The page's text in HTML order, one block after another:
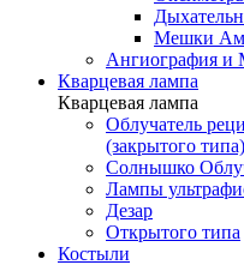
Мешки
Ангиография
Кварцевая лампа
Кварцевая лампа
Облучатель
(закрытого типа)
Солнышко
Лампы
Дезар
Открытого типа
Костыли